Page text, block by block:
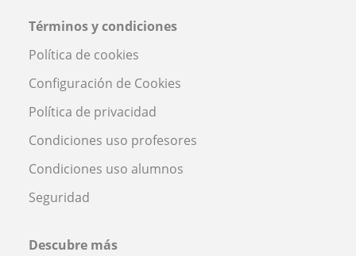
Términos y condiciones
Política de cookies
Configuración de Cookies
Política de privacidad
Condiciones uso profesores
Condiciones uso alumnos
Seguridad
Descubre más